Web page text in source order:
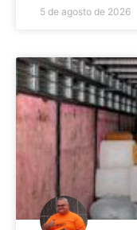
5 de agosto de 2026